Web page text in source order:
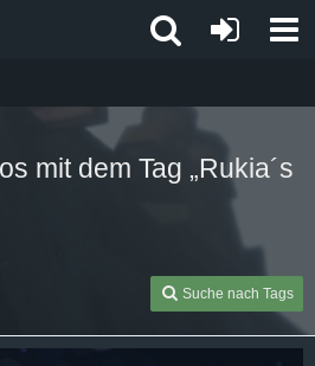
mit dem Tag „Rukia´s
Suche nach Tags